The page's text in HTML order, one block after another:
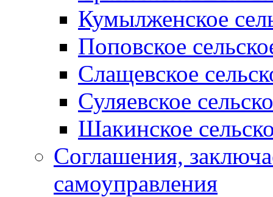
Кумылженское
Поповское
Слащевское
Суляевское
Шакинское
Соглашения,
самоуправления